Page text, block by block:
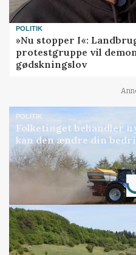
POLITIK
»Nu stopper I«:
protestgruppe vil
gødskningslov
POLITIK
Folketinget behandler
kan den ændre din